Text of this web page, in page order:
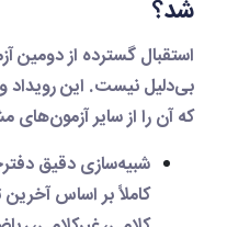
شد؟
استقبال گسترده از دومین
بی‌دلیل نیست. این رویداد
که آن را از سایر آزمون‌های
شبیه‌سازی دقیق
کاملاً بر اساس آخرین